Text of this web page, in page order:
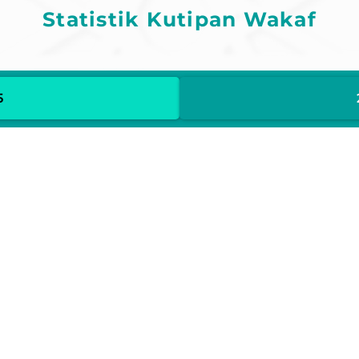
Statistik Kutipan Wakaf